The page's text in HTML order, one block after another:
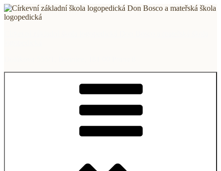
Přejít
k